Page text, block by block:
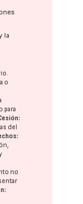
la
o
para
del
no